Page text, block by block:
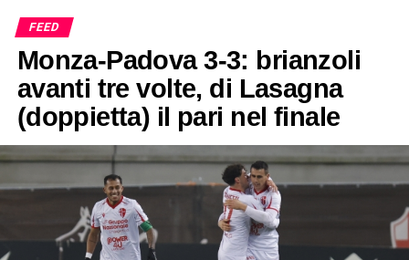
FEED
Monza-Padova 3-3: brianzoli
avanti tre volte, di Lasagna
(doppietta) il pari nel finale